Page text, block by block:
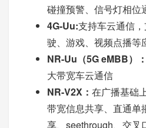
碰撞预警、信号灯相位
4G-Uu:支持车云通信
驶、游戏、视频点播等
NR-Uu（5G eMBB）：
大带宽车云通信
NR-V2X： 在广播基础
带宽信息共享、直通单
享、seethrough、交叉